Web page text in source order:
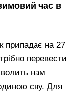
час в
припадає на 27
перевести
нам
сну. Для